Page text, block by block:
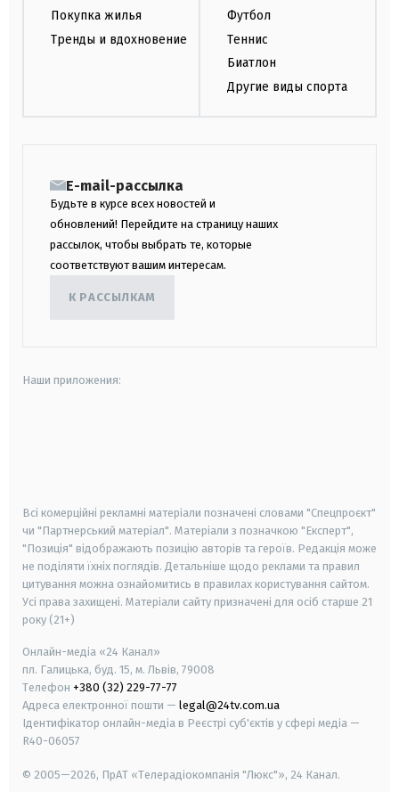
Покупка жилья
Тренды и вдохновение
Футбол
Теннис
Биатлон
Другие виды спорта
E-mail-рассылка
Будьте в курсе всех новостей и
обновлений! Перейдите на страницу наших
рассылок, чтобы выбрать те, которые
соответствуют вашим интересам.
К РАССЫЛКАМ
Наши приложения:
Всі комерційні рекламні матеріали позначені словами "Спецпроєкт"
чи "Партнерський матеріал". Матеріали з позначкою "Експерт",
"Позиція" відображають позицію авторів та героїв. Редакція може
не поділяти їхніх поглядів. Детальніше щодо реклами та правил
цитування можна ознайомитись в правилах користування сайтом.
Усі права захищені. Матеріали сайту призначені для осіб старше 21
року (21+)
Онлайн-медіа «24 Канал»
пл. Галицька, буд. 15, м. Львів, 79008
Телефон +380 (32) 229-77-77
Адреса електронної пошти — legal@24tv.com.ua
Ідентифікатор онлайн-медіа в Реєстрі суб'єктів у сфері медіа —
R40-06057
© 2005—2026, ПрАТ «Телерадіокомпанія "Люкс"», 24 Канал.